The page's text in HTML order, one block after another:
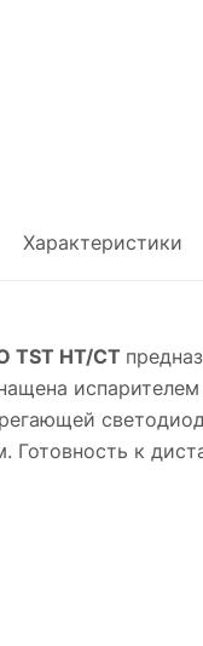
Характеристики
TST HT/СТ
Готовность к